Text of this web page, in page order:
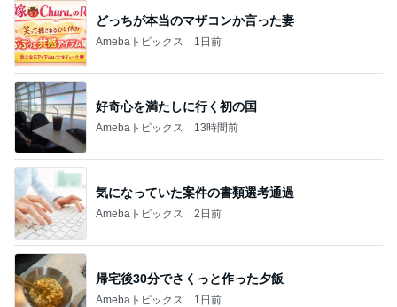
どっちが本当のマザコンか言った妻
Amebaトピックス 1日前
好奇心を満たしに行く初の国
Amebaトピックス 13時間前
気になっていた案件の書類選考通過
Amebaトピックス 2日前
帰宅後30分でさくっと作った夕飯
Amebaトピックス 1日前